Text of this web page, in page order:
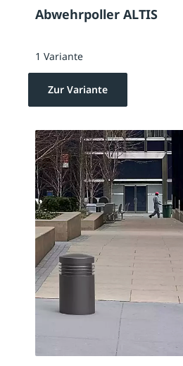
Abwehrpoller ALTIS
1 Variante
Zur Variante